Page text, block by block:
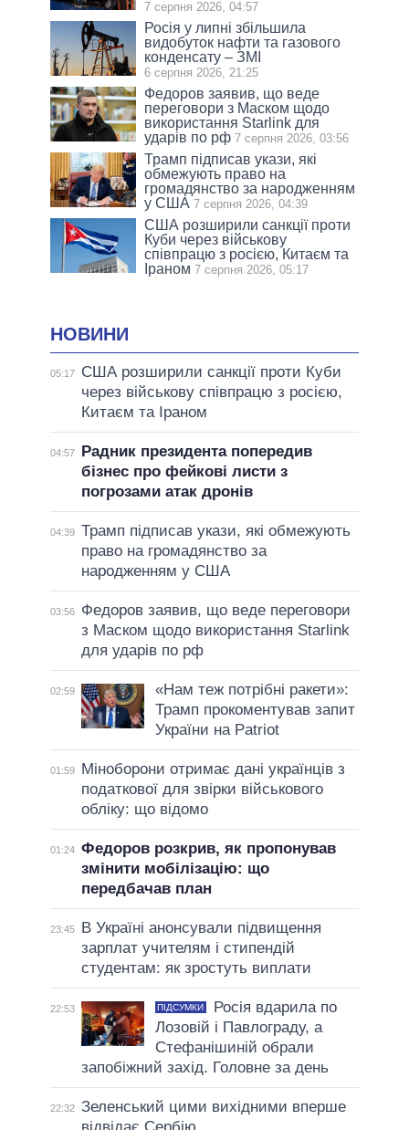
7 серпня 2026, 04:57
Росія у липні збільшила
видобуток нафти та газового
конденсату – ЗМІ
6 серпня 2026, 21:25
Федоров заявив, що веде
переговори з Маском щодо
використання Starlink для
ударів по рф 7 серпня 2026, 03:56
Трамп підписав укази, які
обмежують право на
громадянство за народженням
у США 7 серпня 2026, 04:39
США розширили санкції проти
Куби через військову
співпрацю з росією, Китаєм та
Іраном 7 серпня 2026, 05:17
НОВИНИ
05:17
США розширили санкції проти Куби
через військову співпрацю з росією,
Китаєм та Іраном
04:57
Радник президента попередив
бізнес про фейкові листи з
погрозами атак дронів
04:39 Трамп підписав укази, які обмежують
право на громадянство за
народженням у США
03:56
Федоров заявив, що веде переговори
з Маском щодо використання Starlink
для ударів по рф
02:59
«Нам теж потрібні ракети»:
Трамп прокоментував запит
України на Patriot
01:59
Міноборони отримає дані українців з
податкової для звірки військового
обліку: що відомо
01:24 Федоров розкрив, як пропонував
змінити мобілізацію: що
передбачав план
23:45
В Україні анонсували підвищення
зарплат учителям і стипендій
студентам: як зростуть виплати
22:53 ПІДСУМКИ
Росія вдарила по
Лозовій і Павлограду, а
Стефанішиній обрали
запобіжний захід. Головне за день
22:32 Зеленський цими вихідними вперше
відвідає Сербію